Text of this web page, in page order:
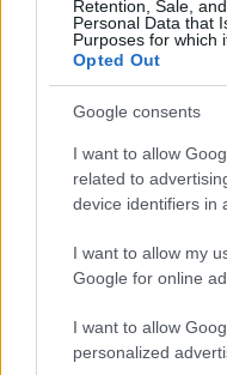
Retention, Sale,
Personal Data that
Purposes for which
Opted Out
Google consents
I want to allow
related to
device identifiers in
I want to allow my
Google for online
I want to allow
personalized
NECROLOGIE
Mario Malu